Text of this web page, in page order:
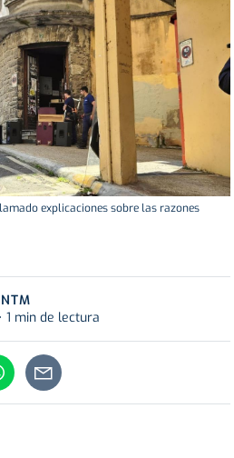
explicaciones sobre las razones
1 min de lectura